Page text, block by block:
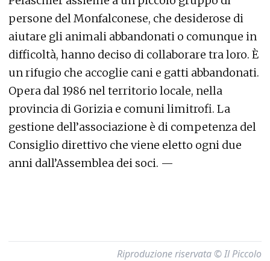
persone del Monfalconese, che desiderose di
aiutare gli animali abbandonati o comunque in
difficoltà, hanno deciso di collaborare tra loro. È
un rifugio che accoglie cani e gatti abbandonati.
Opera dal 1986 nel territorio locale, nella
provincia di Gorizia e comuni limitrofi. La
gestione dell’associazione è di competenza del
Consiglio direttivo che viene eletto ogni due
anni dall’Assemblea dei soci. —
Riproduzione riservata © Il Piccolo